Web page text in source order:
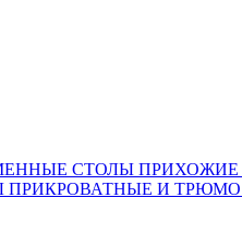
СТОЛЫ ПРИХОЖИЕ
ПРИКРОВАТНЫЕ И ТРЮМО